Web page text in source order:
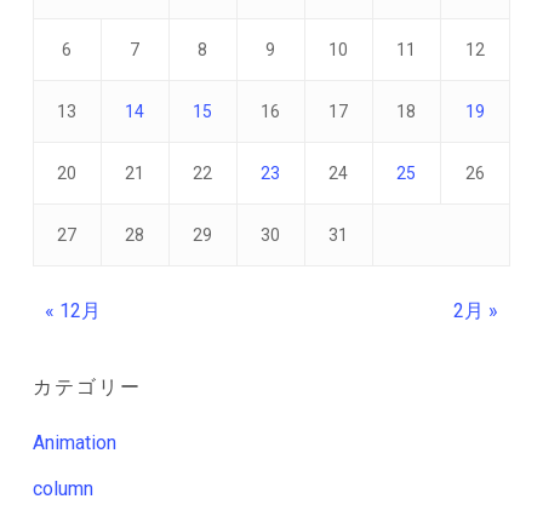
6 7 8 9 10 11 12
13 14 15 16 17 18 19
20 21 22 23 24 25 26
27 28 29 30 31
« 12月 2月 »
カテゴリー
Animation
column